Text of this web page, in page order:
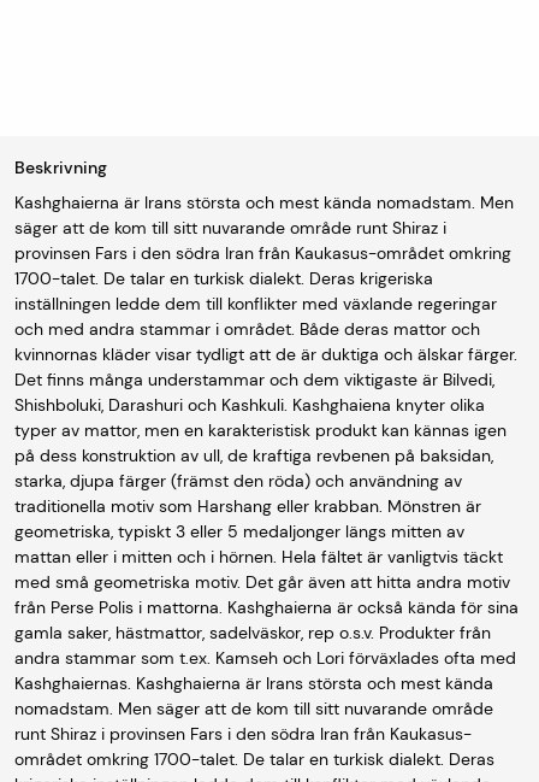
Beskrivning
Kashghaierna är Irans största och mest kända nomadstam. Men
säger att de kom till sitt nuvarande område runt Shiraz i
provinsen Fars i den södra Iran från Kaukasus-området omkring
1700-talet. De talar en turkisk dialekt. Deras krigeriska
inställningen ledde dem till konflikter med växlande regeringar
och med andra stammar i området. Både deras mattor och
kvinnornas kläder visar tydligt att de är duktiga och älskar färger.
Det finns många understammar och dem viktigaste är Bilvedi,
Shishboluki, Darashuri och Kashkuli. Kashghaiena knyter olika
typer av mattor, men en karakteristisk produkt kan kännas igen
på dess konstruktion av ull, de kraftiga revbenen på baksidan,
starka, djupa färger (främst den röda) och användning av
traditionella motiv som Harshang eller krabban. Mönstren är
geometriska, typiskt 3 eller 5 medaljonger längs mitten av
mattan eller i mitten och i hörnen. Hela fältet är vanligtvis täckt
med små geometriska motiv. Det går även att hitta andra motiv
från Perse Polis i mattorna. Kashghaierna är också kända för sina
gamla saker, hästmattor, sadelväskor, rep o.s.v. Produkter från
andra stammar som t.ex. Kamseh och Lori förväxlades ofta med
Kashghaiernas. Kashghaierna är Irans största och mest kända
nomadstam. Men säger att de kom till sitt nuvarande område
runt Shiraz i provinsen Fars i den södra Iran från Kaukasus-
området omkring 1700-talet. De talar en turkisk dialekt. Deras